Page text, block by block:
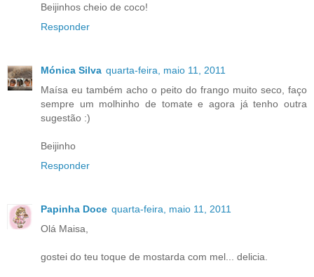
Beijinhos cheio de coco!
Responder
Mónica Silva quarta-feira, maio 11, 2011
Maísa eu também acho o peito do frango muito seco, faço
sempre um molhinho de tomate e agora já tenho outra
sugestão :)
Beijinho
Responder
Papinha Doce quarta-feira, maio 11, 2011
Olá Maisa,
gostei do teu toque de mostarda com mel... delicia.